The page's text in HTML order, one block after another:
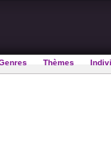
Thèmes